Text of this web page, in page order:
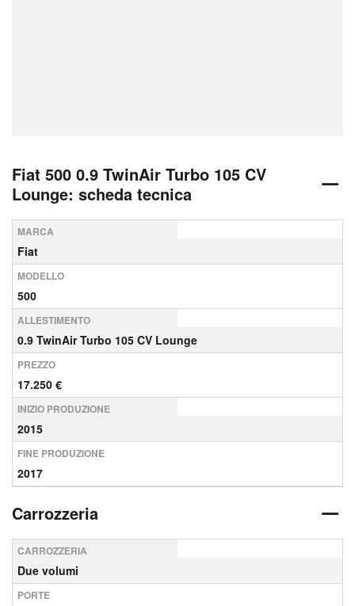
Fiat 500 0.9 TwinAir Turbo 105 CV
Lounge: scheda tecnica
MARCA
Fiat
MODELLO
500
ALLESTIMENTO
0.9 TwinAir Turbo 105 CV Lounge
PREZZO
17.250 €
INIZIO PRODUZIONE
2015
FINE PRODUZIONE
2017
Carrozzeria
CARROZZERIA
Due volumi
PORTE